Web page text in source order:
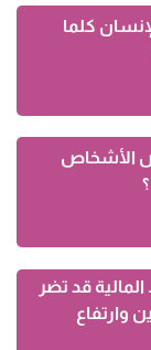
كلما
الأشخاص
قد تضر
وارتفاع